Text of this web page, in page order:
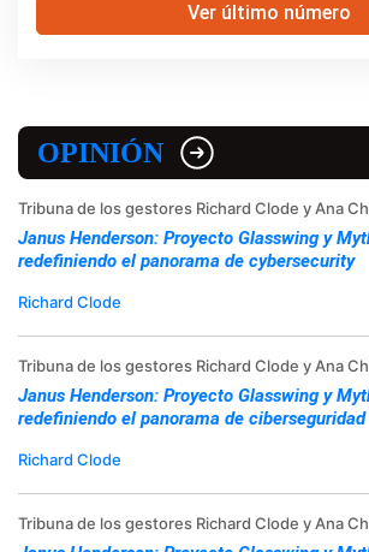
Ver último número
OPINIÓN
Tribuna de los gestores Richard Clode y Ana
Janus Henderson: Proyecto Glasswing y
redefiniendo el panorama de cybersecurity
Richard Clode
Tribuna de los gestores Richard Clode y Ana
Janus Henderson: Proyecto Glasswing y
redefiniendo el panorama de ciberseguridad
Richard Clode
Tribuna de los gestores Richard Clode y Ana